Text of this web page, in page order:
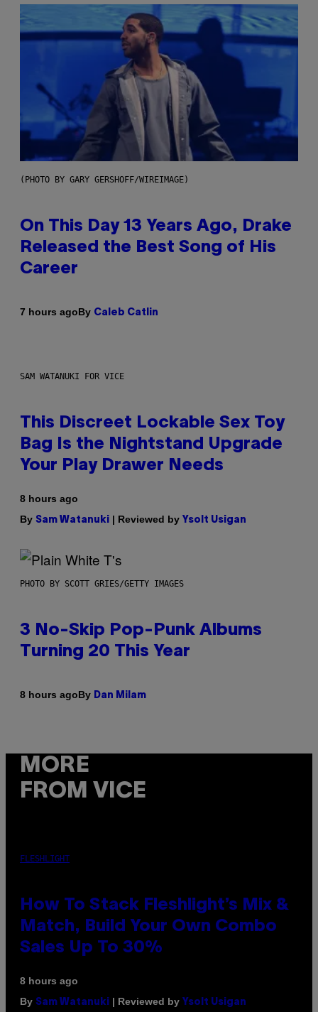
(PHOTO BY GARY GERSHOFF/WIREIMAGE)
On This Day 13 Years Ago, Drake
Released the Best Song of His
Career
7 hours agoBy Caleb Catlin
SAM WATANUKI FOR VICE
This Discreet Lockable Sex Toy
Bag Is the Nightstand Upgrade
Your Play Drawer Needs
8 hours ago
By Sam Watanuki | Reviewed by Ysolt Usigan
PHOTO BY SCOTT GRIES/GETTY IMAGES
3 No-Skip Pop-Punk Albums
Turning 20 This Year
8 hours agoBy Dan Milam
MORE
FROM VICE
FLESHLIGHT
How To Stack Fleshlight’s Mix &
Match, Build Your Own Combo
Sales Up To 30%
8 hours ago
By Sam Watanuki | Reviewed by Ysolt Usigan